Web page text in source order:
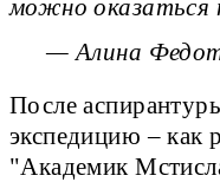
можно оказаться
— Алина
После
экспедицию –
"Академик